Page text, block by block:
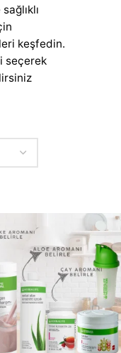
keşfedin.
seçerek